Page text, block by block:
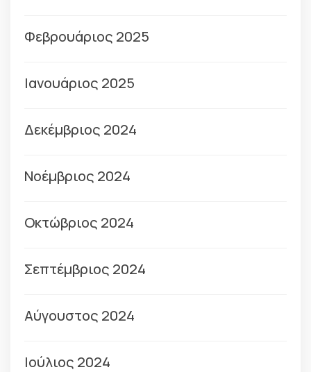
Φεβρουάριος 2025
Ιανουάριος 2025
Δεκέμβριος 2024
Νοέμβριος 2024
Οκτώβριος 2024
Σεπτέμβριος 2024
Αύγουστος 2024
Ιούλιος 2024